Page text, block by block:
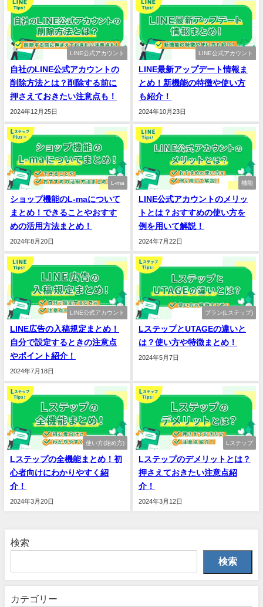
LINE公式アカウント
自社のLINE公式アカウントの
削除方法とは？削除する前に
押さえておきたい注意点も！
2024年12月25日
LINE公式アカウント
LINE最新アップデート情報ま
とめ！新機能の特徴や使い方
も紹介！
2024年10月23日
L-ma
ショップ機能のL-maについて
まとめ！できることやおすす
めの活用方法まとめ！
2024年8月20日
機能
LINE公式アカウントのメリッ
トとは？おすすめの使い方を
例を用いて解説！
2024年7月22日
LINE公式アカウント
LINE広告の入稿規定まとめ！
自分で設定するときの注意点
やポイント紹介！
2024年7月18日
プラン(Lステップ)
LステップとUTAGEの違いと
は？使い方や特徴まとめ！
2024年5月7日
使い方(始め方)
Lステップの全機能まとめ！初
心者向けにわかりやすく紹
介！
2024年3月20日
Lステップ
Lステップのデメリットとは？
押さえておきたい注意点紹
介！
2024年3月12日
検索
検索
カテゴリー